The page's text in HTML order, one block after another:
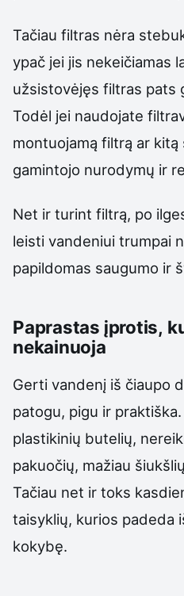
Tačiau filtras nėra
ypač jei jis nekeičiamas
užsistovėjęs filtras pats
Todėl jei naudojate
montuojamą filtrą ar
gamintojo nurodymų ir
Net ir turint filtrą, po
leisti vandeniui trumpai
papildomas saugumo ir
Paprastas įprotis,
nekainuoja
Gerti vandenį iš čiaupo
patogu, pigu ir
plastikinių butelių,
pakuočių, mažiau
Tačiau net ir toks
taisyklių, kurios padeda
kokybę.